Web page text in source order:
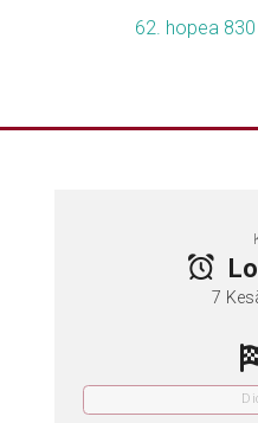
62. hopea
7